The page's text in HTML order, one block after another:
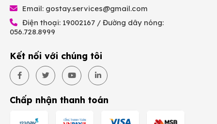
Email: gostay.services@gmail.com
Điện thoại: 19002167 / Đường dây nóng:
056.728.8999
Kết nối với chúng tôi
Chấp nhận thanh toán